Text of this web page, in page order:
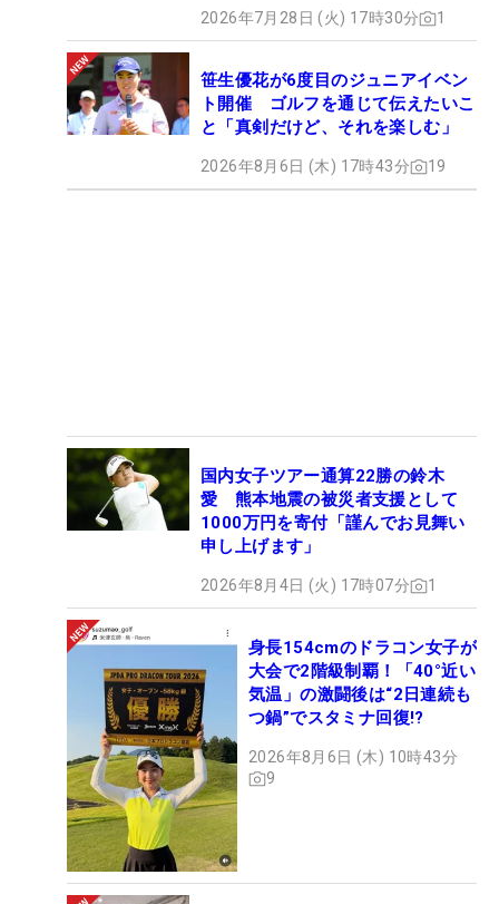
2026年7月28日 (火) 17時30分 1
笹生優花が6度目のジュニアイベン
ト開催 ゴルフを通じて伝えたいこ
と「真剣だけど、それを楽しむ」
2026年8月6日 (木) 17時43分 19
国内女子ツアー通算22勝の鈴木
愛 熊本地震の被災者支援として
1000万円を寄付「謹んでお見舞い
申し上げます」
2026年8月4日 (火) 17時07分 1
身長154cmのドラコン女子が
大会で2階級制覇！「40°近い
気温」の激闘後は“2日連続も
つ鍋”でスタミナ回復!?
2026年8月6日 (木) 10時43分
9